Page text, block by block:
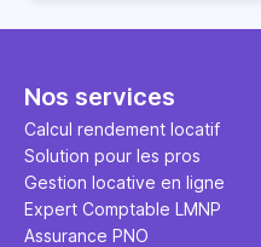
expliquons tout dans cet
Nos services
Calcul rendement locatif
Solution pour les pros
Gestion locative en ligne
Expert Comptable LMNP
Assurance PNO